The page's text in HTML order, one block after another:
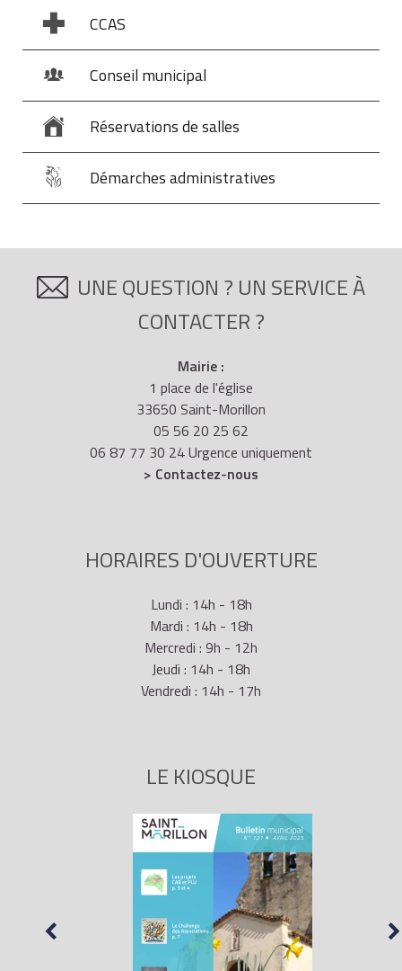
CCAS
Conseil municipal
Réservations de salles
Démarches administratives
UNE QUESTION ? UN SERVICE À
CONTACTER ?
Mairie :
1 place de l'église
33650 Saint-Morillon
05 56 20 25 62
06 87 77 30 24 Urgence uniquement
> Contactez-nous
HORAIRES D'OUVERTURE
Lundi : 14h - 18h
Mardi : 14h - 18h
Mercredi : 9h - 12h
Jeudi : 14h - 18h
Vendredi : 14h - 17h
LE KIOSQUE